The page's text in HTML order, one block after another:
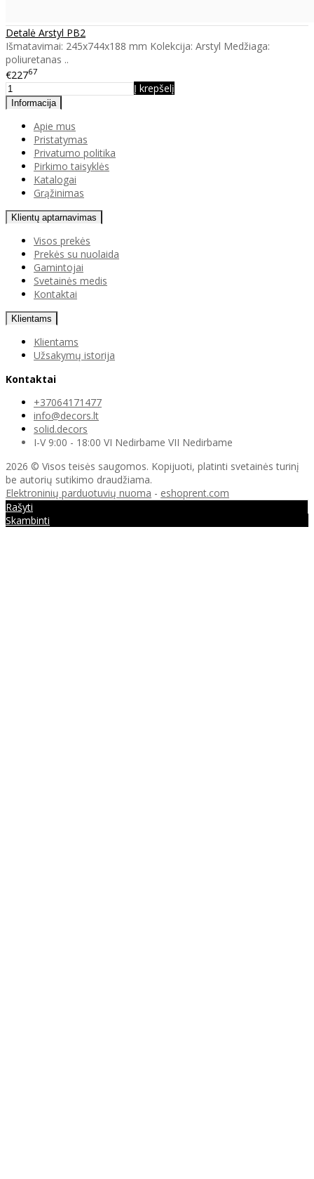
Detalė Arstyl PB2
Išmatavimai: 245x744x188 mm Kolekcija: Arstyl Medžiaga:
poliuretanas ..
€22767
Į krepšelį
Informacija
Apie mus
Pristatymas
Privatumo politika
Pirkimo taisyklės
Katalogai
Grąžinimas
Klientų aptarnavimas
Visos prekės
Prekės su nuolaida
Gamintojai
Svetainės medis
Kontaktai
Klientams
Klientams
Užsakymų istorija
Kontaktai
+37064171477
info@decors.lt
solid.decors
I-V 9:00 - 18:00 VI Nedirbame VII Nedirbame
2026 © Visos teisės saugomos. Kopijuoti, platinti svetainės turinį
be autorių sutikimo draudžiama.
Elektroninių parduotuvių nuoma - eshoprent.com
Rašyti
Skambinti